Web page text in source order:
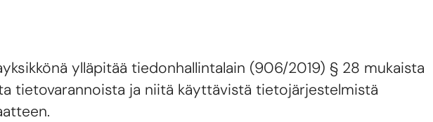
ylläpitää tiedonhallintalain (906/2019) § 28 mukaista
tietovarannoista ja niitä käyttävistä tietojärjestelmistä